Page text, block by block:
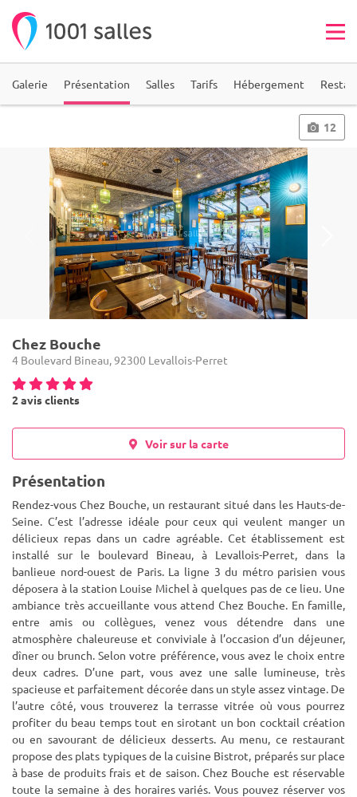
Galerie Présentation Salles Tarifs Hébergement
12
Chez Bouche
4 Boulevard Bineau, 92300 Levallois-Perret
2 avis clients
Voir sur la carte
Présentation
Rendez-vous Chez Bouche, un restaurant situé dans les Hauts-de-
Seine. C’est l’adresse idéale pour ceux qui veulent manger un
délicieux repas dans un cadre agréable. Cet établissement est
installé sur le boulevard Bineau, à Levallois-Perret, dans la
banlieue nord-ouest de Paris. La ligne 3 du métro parisien vous
déposera à la station Louise Michel à quelques pas de ce lieu. Une
ambiance très accueillante vous attend Chez Bouche. En famille,
entre amis ou collègues, venez vous détendre dans une
atmosphère chaleureuse et conviviale à l’occasion d’un déjeuner,
dîner ou brunch. Selon votre préférence, vous avez le choix entre
deux cadres. D’une part, vous avez une salle lumineuse, très
spacieuse et parfaitement décorée dans un style assez vintage. De
l’autre côté, vous trouverez la terrasse vitrée où vous pourrez
profiter du beau temps tout en sirotant un bon cocktail création
ou en savourant de délicieux desserts. Au menu, ce restaurant
propose des plats typiques de la cuisine Bistrot, préparés sur place
à base de produits frais et de saison. Chez Bouche est réservable
toute la semaine à des horaires variés. Vous pouvez réserver vos